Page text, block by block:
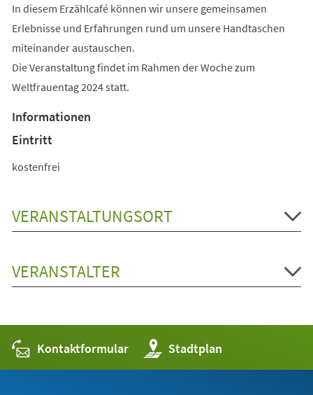
In diesem Erzählcafé können wir unsere gemeinsamen
Erlebnisse und Erfahrungen rund um unsere Handtaschen
miteinander austauschen.
Die Veranstaltung findet im Rahmen der Woche zum
Weltfrauentag 2024 statt.
Informationen
Eintritt
kostenfrei
VERANSTALTUNGSORT
VERANSTALTER
Kontaktformular Stadtplan
(Öffnet
in
einem